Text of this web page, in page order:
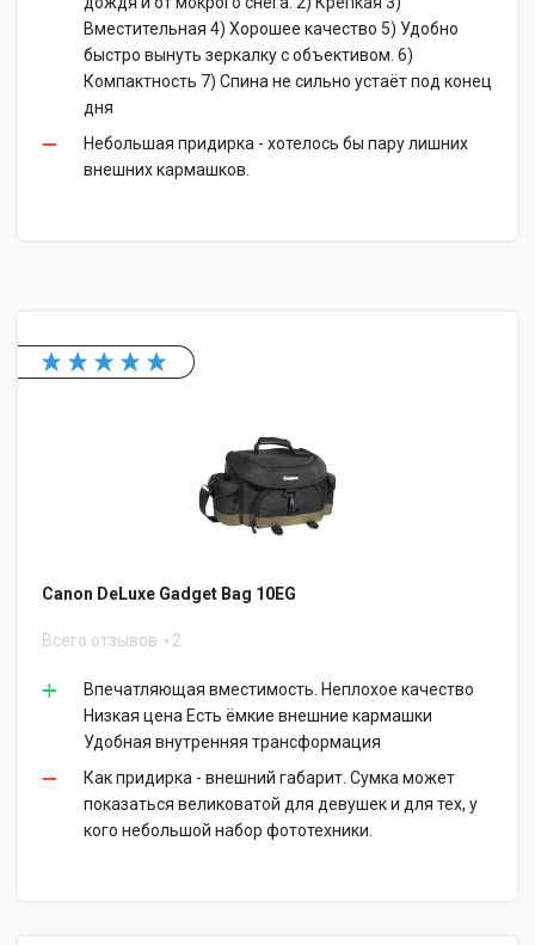
Вместительная 4) Хорошее качество 5) Удобно
быстро вынуть зеркалку с объективом. 6)
Компактность 7) Спина не сильно устаёт под конец
дня
Небольшая придирка - хотелось бы пару лишних
внешних кармашков.
Canon DeLuxe Gadget Bag 10EG
Всего отзывов 2
Впечатляющая вместимость. Неплохое качество
Низкая цена Есть ёмкие внешние кармашки
Удобная внутренняя трансформация
Как придирка - внешний габарит. Сумка может
показаться великоватой для девушек и для тех, у
кого небольшой набор фототехники.